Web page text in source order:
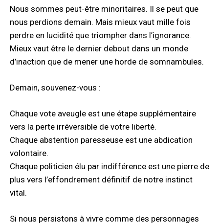
Nous sommes peut-être minoritaires. Il se peut que
nous perdions demain. Mais mieux vaut mille fois
perdre en lucidité que triompher dans l’ignorance.
Mieux vaut être le dernier debout dans un monde
d’inaction que de mener une horde de somnambules.
Demain, souvenez-vous :
Chaque vote aveugle est une étape supplémentaire
vers la perte irréversible de votre liberté.
Chaque abstention paresseuse est une abdication
volontaire.
Chaque politicien élu par indifférence est une pierre de
plus vers l’effondrement définitif de notre instinct
vital.
Si nous persistons à vivre comme des personnages